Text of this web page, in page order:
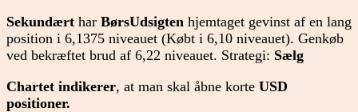
Sekundært har BørsUdsigten hjemtaget gevinst af en lang
position i 6,1375 niveauet (Købt i 6,10 niveauet). Genkøb
ved bekræftet brud af 6,22 niveauet. Strategi: Sælg
Chartet indikerer, at man skal åbne korte USD
positioner.